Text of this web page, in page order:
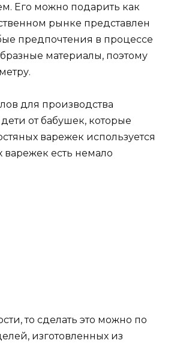
Его можно подарить как
рынке представлен
предпочтения в процессе
материалы, поэтому
для производства
от бабушек, которые
варежек используется
есть немало
то сделать это можно по
изготовленных из